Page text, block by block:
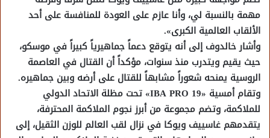
مهمة بالنسبة لي، وأنا عازم على العودة للمنافسة على أحد
الألقاب العالمية الكبرى».
وأشار خالدوف إلى أنه يتوقع دعماً جماهيرياً كبيراً في موسكو،
حيث يقيم ويتدرب منذ سنوات، مؤكداً أن القتال في العاصمة
الروسية يمنحه شعوراً مشابهاً للقتال على أرضه وبين جماهيره.
وتقام أمسية «IBA PRO 19» تحت مظلة الاتحاد الدولي
للملاكمة، وتضم مجموعة من أبرز نجوم الملاكمة المحترفة،
يتقدمهم غاسييف ويوكا في نزال لقب العالم للوزن الثقيل، إلى